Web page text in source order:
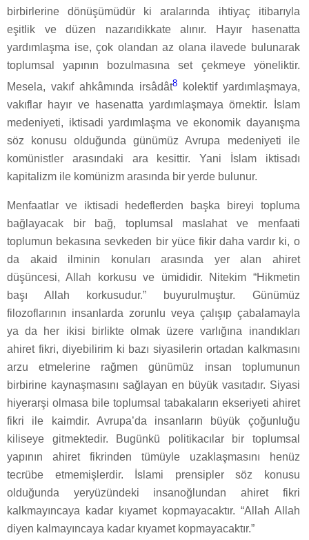
birbirlerine dönüşümüdür ki aralarında ihtiyaç itibarıyla
eşitlik ve düzen nazarıdikkate alınır. Hayır hasenatta
yardımlaşma ise, çok olandan az olana ilavede bulunarak
toplumsal yapının bozulmasına set çekmeye yöneliktir.
Mesela, vakıf ahkâmında irsâdât8kolektif yardımlaşmaya,
vakıflar hayır ve hasenatta yardımlaşmaya örnektir. İslam
medeniyeti, iktisadi yardımlaşma ve ekonomik dayanışma
söz konusu olduğunda günümüz Avrupa medeniyeti ile
komünistler arasındaki ara kesittir. Yani İslam iktisadı
kapitalizm ile komünizm arasında bir yerde bulunur.
Menfaatlar ve iktisadi hedeflerden başka bireyi topluma
bağlayacak bir bağ, toplumsal maslahat ve menfaati
toplumun bekasına sevkeden bir yüce fikir daha vardır ki, o
da akaid ilminin konuları arasında yer alan ahiret
düşüncesi, Allah korkusu ve ümididir. Nitekim “Hikmetin
başı Allah korkusudur.” buyurulmuştur. Günümüz
filozoflarının insanlarda zorunlu veya çalışıp çabalamayla
ya da her ikisi birlikte olmak üzere varlığına inandıkları
ahiret fikri, diyebilirim ki bazı siyasilerin ortadan kalkmasını
arzu etmelerine rağmen günümüz insan toplumunun
birbirine kaynaşmasını sağlayan en büyük vasıtadır. Siyasi
hiyerarşi olmasa bile toplumsal tabakaların ekseriyeti ahiret
fikri ile kaimdir. Avrupa’da insanların büyük çoğunluğu
kiliseye gitmektedir. Bugünkü politikacılar bir toplumsal
yapının ahiret fikrinden tümüyle uzaklaşmasını henüz
tecrübe etmemişlerdir. İslami prensipler söz konusu
olduğunda yeryüzündeki insanoğlundan ahiret fikri
kalkmayıncaya kadar kıyamet kopmayacaktır. “Allah Allah
diyen kalmayıncaya kadar kıyamet kopmayacaktır.”